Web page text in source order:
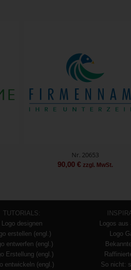
Nr. 20653
90,00 € zzgl. MwSt.
TUTORIALS:
Logo designen
erstellen (engl.)
entwerfen (engl.)
Erstellung (engl.)
entwickeln (engl.)
Logos aus
Logo
So nicht: